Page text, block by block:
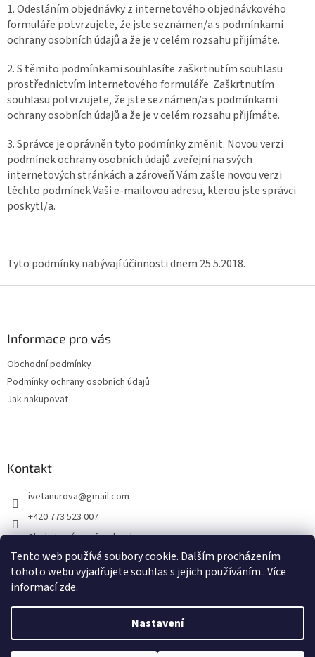
Tento web používá soubory cookie. Dalším procházením
tohoto webu vyjadřujete souhlas s jejich používáním.. Více
informacízde.
Nastavení
1. Odesláním objednávky z internetového objednávkového
formuláře potvrzujete, že jste seznámen/a s podmínkami
ochrany osobních údajů a že je v celém rozsahu přijímáte.
2. S těmito podmínkami souhlasíte zaškrtnutím souhlasu
prostřednictvím internetového formuláře. Zaškrtnutím
souhlasu potvrzujete, že jste seznámen/a s podmínkami
ochrany osobních údajů a že je v celém rozsahu přijímáte.
3. Správce je oprávněn tyto podmínky změnit. Novou verzi
podmínek ochrany osobních údajů zveřejní na svých
internetových stránkách a zároveň Vám zašle novou verzi
těchto podmínek Vaši e-mailovou adresu, kterou jste správci
poskytl/a.
Tyto podmínky nabývají účinnosti dnem 25.5.2018.
Informace pro vás
Obchodní podmínky
Podmínky ochrany osobních údajů
Jak nakupovat
Kontakt
ivetanurova@gmail.com
+420 773 523 007
Sledujte nás na facebooku